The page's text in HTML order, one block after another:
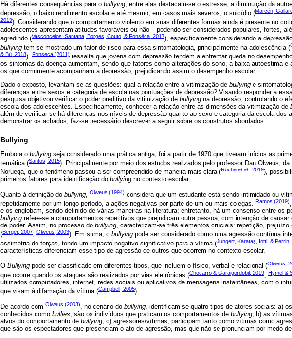
Há diferentes consequências para o bullying, entre elas destacam-se o estresse, a diminuição da
depressão, o baixo rendimento escolar e até mesmo, em casos mais severos, o suicídio (Marcén,
2019). Considerando que o comportamento violento em suas diferentes formas ainda é presente no
adolescentes apresentam atitudes favoráveis ou não – podendo ser considerados populares, fortes,
agredindo (Vasconcelos, Santana, Borges, Couto, & Fonsêca, 2017), especificamente considerando a
bullying tem se mostrado um fator de risco para essa sintomatologia, principalmente na adolescência (
& Bú, 2018). Fonseca (2011) ressalta que jovens com depressão tendem a enfrentar queda no
os sintomas da doença aumentam, sendo que fatores como alterações do sono, a baixa autoestima e
os que comumente acompanham a depressão, prejudicando assim o desempenho escolar.
Dado o exposto, levantam-se as questões: qual a relação entre a vitimização de bullying e
diferenças entre sexos e categoria de escola nas pontuações de depressão? Visando responder a
pesquisa objetivou verificar o poder preditivo da vitimização de bullying na depressão, controlando o
escola dos adolescentes. Especificamente, conhecer a relação entre as dimensões da vitimização de
além de verificar se há diferenças nos níveis de depressão quanto ao sexo e categoria da escola dos
demonstrar os achados, faz-se necessário descrever a seguir sobre os construtos abordados.
Bullying
Embora o bullying seja considerado uma prática antiga, foi a partir de 1970 que tiveram inícios as
temática (Santos, 2015). Principalmente por meio dos estudos realizados pelo professor Dan Olweus,
Noruega, que o fenômeno passou a ser compreendido de maneira mais clara (Rocha et al., 2019),
primeiros fatores para identificação do bullying no contexto escolar.
Quanto à definição do bullying, Olweus (1994) considera que um estudante está sendo intimidado ou
repetidamente por um longo período, a ações negativas por parte de um ou mais colegas. Ramos (2019)
e os englobam, sendo definido de várias maneiras na literatura; entretanto, há um consenso entre os
bullying refere-se a comportamentos repetitivos que prejudicam outra pessoa, com intenção de causar
de poder. Assim, no processo do bullying, caracterizam-se três elementos cruciais: repetição, prejuízo
(Berger, 2007; Olweus, 2003). Em suma, o bullying pode ser considerado como uma agressão contínua
assimetria de forças, tendo um impacto negativo significativo para a vítima (Jungert, Karataş, Iotti, & Perrin,
características diferenciam esse tipo de agressão de outros que ocorrem no contexto escolar.
O Bullying pode ser classificado em diferentes tipos, que incluem o físico, verbal e relacional (Olweus,
que ocorre quando os ataques são realizados por vias eletrônicas (Chocarro & Garaigordobil, 2019; Hymel &
utilizados computadores, internet, redes sociais ou aplicativos de mensagens instantâneas, com o
que visam à difamação da vítima (Campbell, 2005).
De acordo com Olweus (2003), no cenário do bullying, identificam-se quatro tipos de atores sociais: a)
conhecidos como bullies, são os indivíduos que praticam os comportamentos de bullying; b) as
alvos do comportamento de bullying; c) agressores/vítimas, participam tanto como vítimas como
que são os espectadores que presenciam o ato de agressão, mas que não se pronunciam por medo